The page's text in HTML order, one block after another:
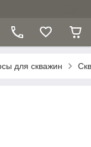
для скважин